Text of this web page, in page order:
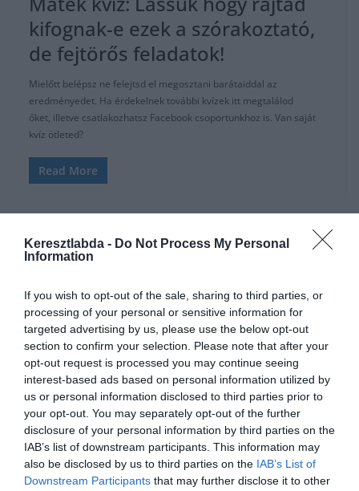
Keresztlabda - Do Not Process My Personal
Information
If you wish to opt-out of the sale, sharing to third parties, or
processing of your personal or sensitive information for
targeted advertising by us, please use the below opt-out
section to confirm your selection. Please note that after your
opt-out request is processed you may continue seeing
interest-based ads based on personal information utilized by
us or personal information disclosed to third parties prior to
your opt-out. You may separately opt-out of the further
disclosure of your personal information by third parties on the
IAB’s list of downstream participants. This information may
also be disclosed by us to third parties on the IAB’s List of
Downstream Participants that may further disclose it to other
kifognak-e ezek a szórakoztató,
de fejtörős feladatok!
Mielőtt belépsz ne felejtsd el megosztani barátaiddal az
eredményedet. Ha érdekelnek további kvízek itt megtalálod
őket, illetve csatlakozhatsz Facebook csoportunkhoz is. Van saját
kvíz ötleted?
Read More
ÁLTALÁNOS KVÍZEK FILM KÉPFELADVÁNY KVÍZ SZÓRAKOZTATÓ
Tamas
Képfeladvány kvíz: Felismered a